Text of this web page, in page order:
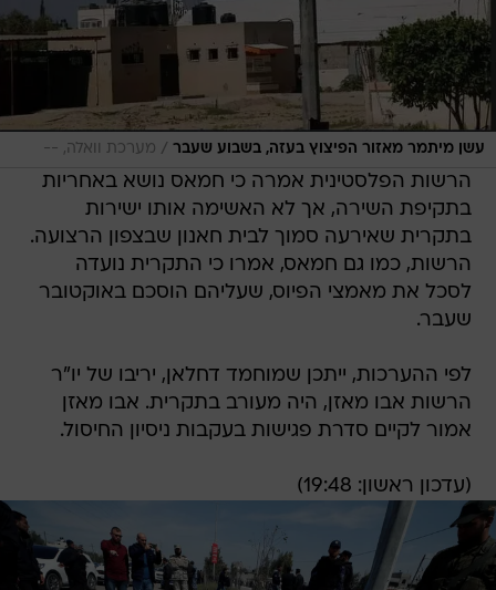
עשן מיתמר מאזור הפיצוץ בעזה, בשבוע שעבר / מערכת וואלה, --
הרשות הפלסטינית אמרה כי חמאס נושא באחריות
בתקיפת השירה, אך לא האשימה אותו ישירות
בתקרית שאירעה סמוך לבית חאנון שבצפון הרצועה.
הרשות, כמו גם חמאס, אמרו כי התקרית נועדה
לסכל את מאמצי הפיוס, שעליהם הוסכם באוקטובר
שעבר.
לפי ההערכות, ייתכן שמוחמד דחלאן, יריבו של יו"ר
הרשות אבו מאזן, היה מעורב בתקרית. אבו מאזן
אמור לקיים סדרת פגישות בעקבות ניסיון החיסול.
(עדכון ראשון: 19:48)